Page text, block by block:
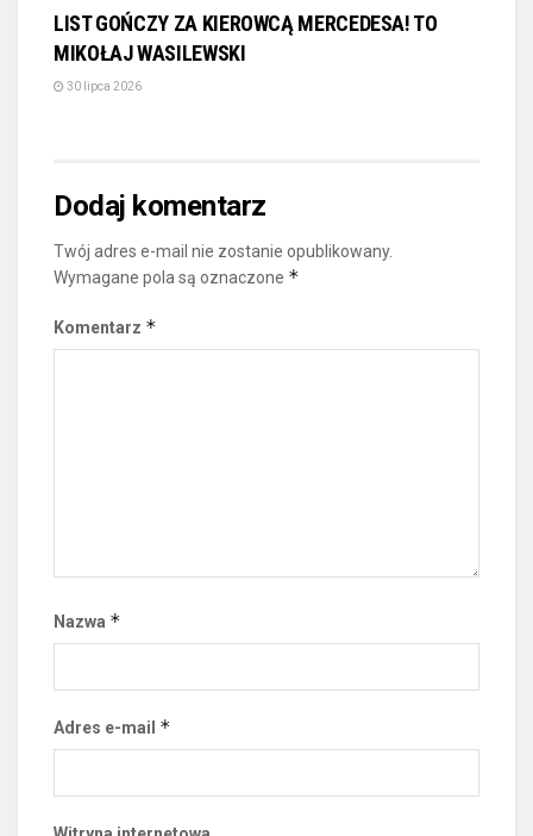
LIST GOŃCZY ZA KIEROWCĄ MERCEDESA! TO
MIKOŁAJ WASILEWSKI
30 lipca 2026
Dodaj komentarz
Twój adres e-mail nie zostanie opublikowany.
Wymagane pola są oznaczone *
Komentarz *
Nazwa *
Adres e-mail *